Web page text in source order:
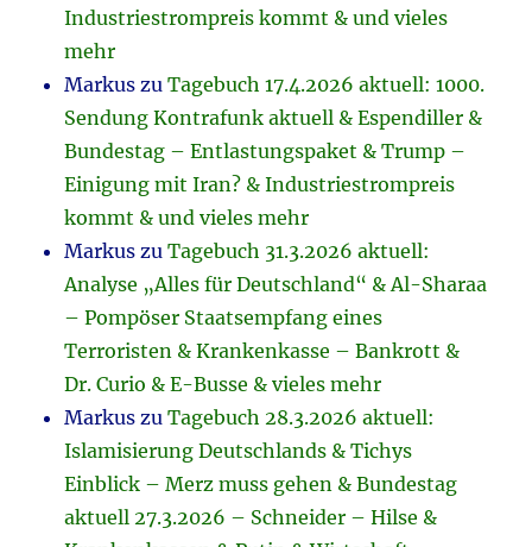
Industriestrompreis kommt & und vieles
mehr
Markus zuTagebuch 17.4.2026 aktuell: 1000.
Sendung Kontrafunk aktuell & Espendiller &
Bundestag – Entlastungspaket & Trump –
Einigung mit Iran? & Industriestrompreis
kommt & und vieles mehr
Markus zuTagebuch 31.3.2026 aktuell:
Analyse „Alles für Deutschland“ & Al-Sharaa
– Pompöser Staatsempfang eines
Terroristen & Krankenkasse – Bankrott &
Dr. Curio & E-Busse & vieles mehr
Markus zuTagebuch 28.3.2026 aktuell:
Islamisierung Deutschlands & Tichys
Einblick – Merz muss gehen & Bundestag
aktuell 27.3.2026 – Schneider – Hilse &